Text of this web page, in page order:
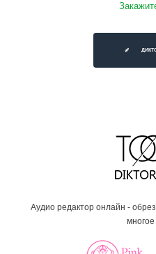
Аудио редактор онлайн -
многое